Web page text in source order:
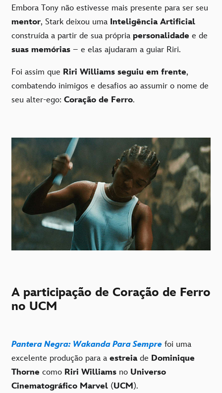
Embora Tony não estivesse mais presente para ser seu
mentor, Stark deixou uma Inteligência Artificial
construída a partir de sua própria personalidade e de
suas memórias – e elas ajudaram a guiar Riri.
Foi assim que Riri Williams seguiu em frente,
combatendo inimigos e desafios ao assumir o nome de
seu alter-ego: Coração de Ferro.
A participação de Coração de Ferro
no UCM
Pantera Negra: Wakanda Para Sempre foi uma
excelente produção para a estreia de Dominique
Thorne como Riri Williams no Universo
Cinematográfico Marvel (UCM).